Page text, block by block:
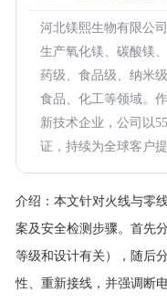
河北镁熙生物有限公
生产氧化镁、碳酸镁
药级、食品级、纳米
食品、化工等领域。
新技术企业，公司以
证，持续为全球客户
介绍： 本文针对火线与零
案及安全检测步骤。首先
等级和设计有关），随后
性、重新接线，并强调断